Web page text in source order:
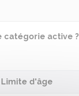
catégorie active ?
Limite d'âge